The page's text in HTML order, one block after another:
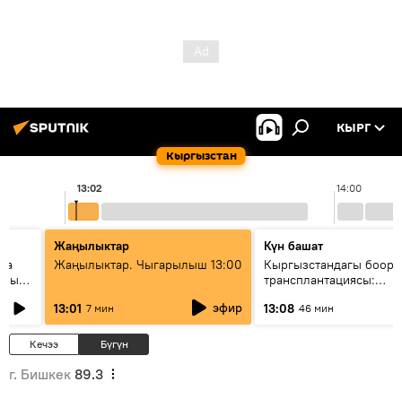
Кыргызстан
КЫРГ
14:00
13:02
Жаңылыктар
Жаңылыктар. Чыгарылыш 13:00
13:01 7 мин эфир
Күн башат
Кыргызстандагы боор
трансплантациясы:
келечеги
13:08 46 мин
Кечээ Бүгүн
г. Бишкек 89.3